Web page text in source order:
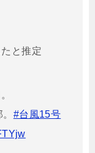
と推定
#台風15号